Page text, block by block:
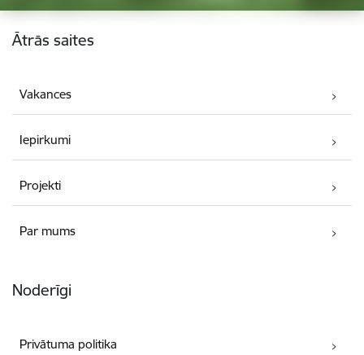
Kājene
Ātrās saites
Vakances
Iepirkumi
Projekti
Par mums
Noderīgi
Privātuma politika